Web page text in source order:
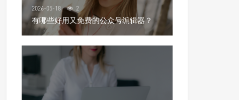
2026-05-18 2
有哪些好用又免费的公众号编辑器？